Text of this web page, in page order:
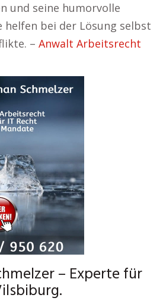
und seine humorvolle
helfen bei der Lösung selbst
– Anwalt Arbeitsrecht
– Experte für